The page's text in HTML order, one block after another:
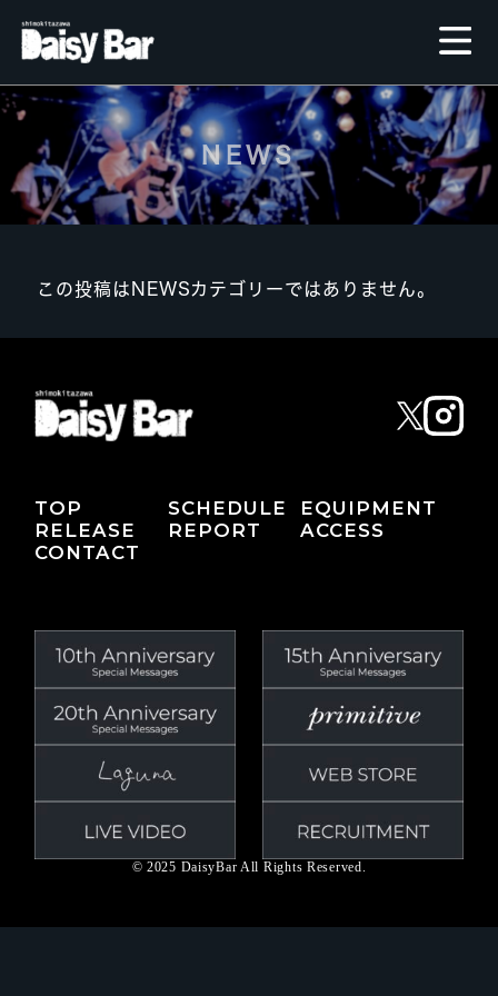
NEWS
この投稿はNEWSカテゴリーではありません。
TOP SCHEDULE
EQUIPMENT
RELEASE
REPORT
ACCESS
CONTACT
© 2025 DaisyBar All Rights Reserved.